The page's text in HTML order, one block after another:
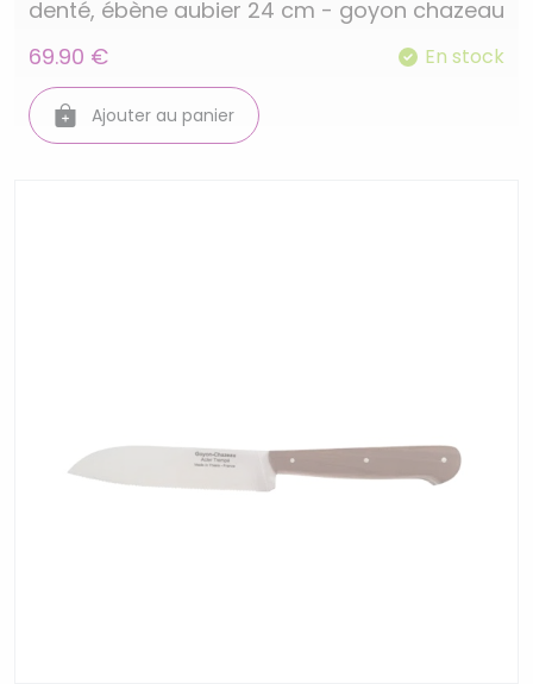
denté, ébène aubier 24 cm - goyon chazeau
69.90 €
En stock
Ajouter au panier